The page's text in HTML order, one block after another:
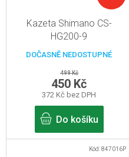
Kazeta Shimano CS-
HG200-9
DOČASNĚ NEDOSTUPNÉ
499 Kč
372 Kč bez DPH
450 Kč
Do košíku
Kód:847016P